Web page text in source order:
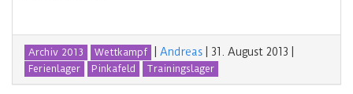
Archiv 2013 Wettkampf Andreas 31. August 2013
Ferienlager Pinkafeld Trainingslager